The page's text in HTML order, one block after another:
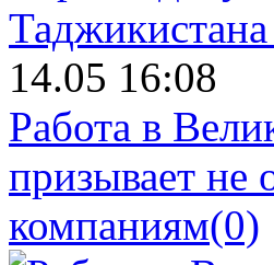
14.05 16:08
Работа в
призывает не
компаниям(0)